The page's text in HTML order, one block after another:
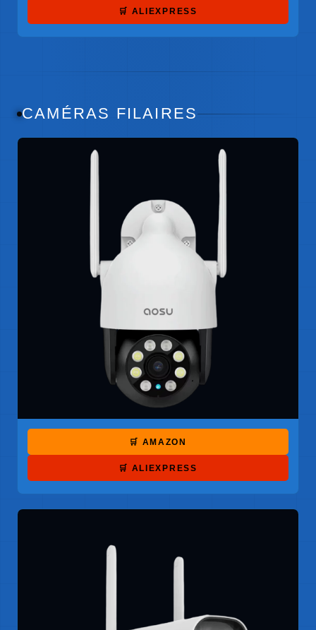
🛒 ALIEXPRESS
CAMÉRAS FILAIRES
🛒 AMAZON
🛒 ALIEXPRESS